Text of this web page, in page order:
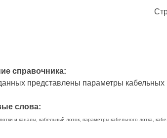
справочника:
представлены параметры кабельных
слова:
и каналы, кабельный лоток, параметры кабельного лотка,